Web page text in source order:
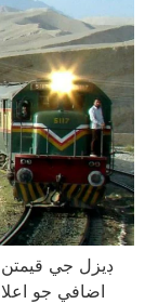
ڊيزل جي قيمتن
اضافي جو